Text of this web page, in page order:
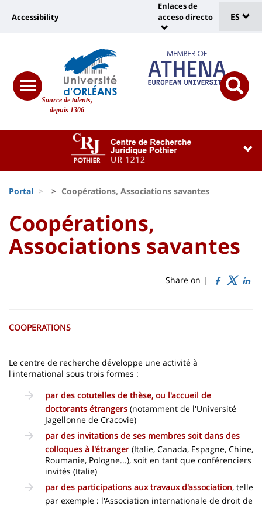
Site
Source de talents,
depuis 1306
Université
Recherche
responsive
menu
button
Université
vers
page
accessibilité
Accessibility
:
Shortcut
links
Enlaces de
acceso directo
de
ES
Université
Block
liste
des
composantes
d'Ariane
Portal Coopérations, Associations savantes
University
:
Sidebar
University
:
Main
Titre
Coopérations,
Associations savantes
Share on |
de
page
principale
COOPERATIONS
Le centre de recherche développe une activité à
l'international sous trois formes :
par des cotutelles de thèse, ou l'accueil de
doctorants étrangers (notamment de l'Université
Jagellonne de Cracovie)
par des invitations de ses membres soit dans des
colloques à l'étranger (Italie, Canada, Espagne, Chine,
Roumanie, Pologne...), soit en tant que conférenciers
invités (Italie)
par des participations aux travaux d'association, telle
par exemple : l'Association internationale de droit de